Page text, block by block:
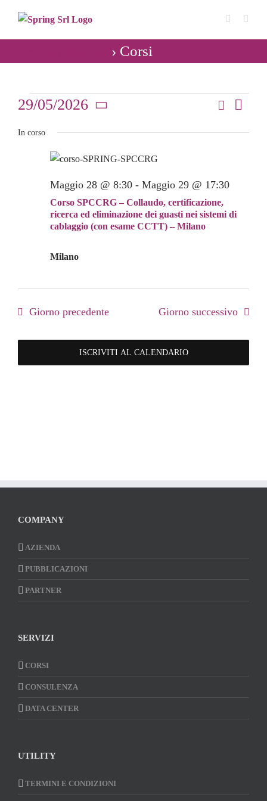
contenuto
› Corsi
Eventi
for
Maggio
2026
Eventi
Ricerca
viste
Cerca
Giorno
29/05/2026
la
In corso
Corso SPCCRG – Collaudo, certificazione,
ricerca ed eliminazione dei guasti nei sistemi di
cablaggio (con esame CCTT) – Milano
Maggio 28 @ 8:30 - Maggio 29 @ 17:30
Milano
Giorno precedente Giorno successivo
ISCRIVITI AL CALENDARIO
COMPANY
AZIENDA
PUBBLICAZIONI
PARTNER
SERVIZI
CORSI
CONSULENZA
DATA CENTER
UTILITY
TERMINI E CONDIZIONI